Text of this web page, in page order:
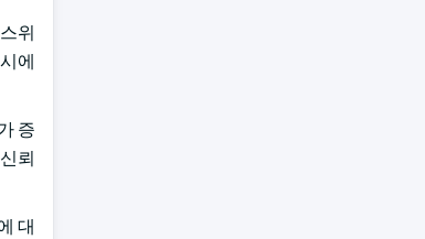
위
에
증
뢰
대